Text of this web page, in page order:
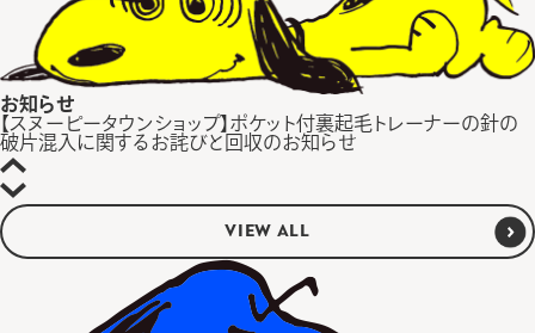
お知らせ
【スヌーピータウンショップ】ポケット付裏起毛トレーナーの針の
破片混入に関するお詫びと回収のお知らせ
VIEW ALL